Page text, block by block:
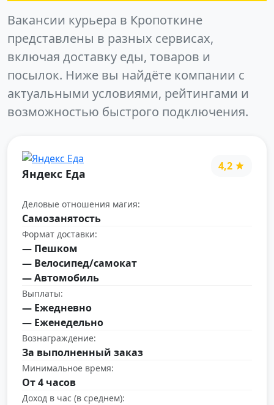
Вакансии курьера в Кропоткине
представлены в разных сервисах,
включая доставку еды, товаров и
посылок. Ниже вы найдёте компании с
актуальными условиями, рейтингами и
возможностью быстрого подключения.
Яндекс Еда
4,2
Деловые отношения магия:
Самозанятость
Формат доставки:
— Пешком
— Велосипед/самокат
— Автомобиль
Выплаты:
— Ежедневно
— Еженедельно
Вознаграждение:
За выполненный заказ
Минимальное время:
От 4 часов
Доход в час (в среднем):